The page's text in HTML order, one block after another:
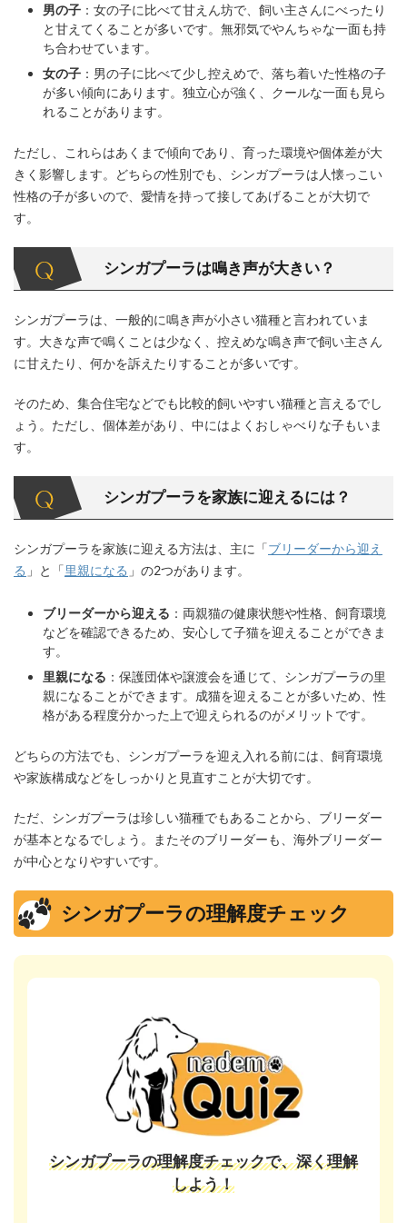
男の子 ：女の子に比べて甘えん坊で、飼い主さんにべったり
と甘えてくることが多いです。無邪気でやんちゃな一面も持
ち合わせています。
女の子 ：男の子に比べて少し控えめで、落ち着いた性格の子
が多い傾向にあります。独立心が強く、クールな一面も見ら
れることがあります。
ただし、これらはあくまで傾向であり、育った環境や個体差が大
きく影響します。どちらの性別でも、シンガプーラは人懐っこい
性格の子が多いので、愛情を持って接してあげることが大切で
す。
シンガプーラは鳴き声が大きい？
シンガプーラは、一般的に鳴き声が小さい猫種と言われていま
す。大きな声で鳴くことは少なく、控えめな鳴き声で飼い主さん
に甘えたり、何かを訴えたりすることが多いです。
そのため、集合住宅などでも比較的飼いやすい猫種と言えるでし
ょう。ただし、個体差があり、中にはよくおしゃべりな子もいま
す。
シンガプーラを家族に迎えるには？
シンガプーラを家族に迎える方法は、主に「ブリーダーから迎え
る 」と「里親になる 」の2つがあります。
ブリーダーから迎える ：両親猫の健康状態や性格、飼育環境
などを確認できるため、安心して子猫を迎えることができま
す。
里親になる ：保護団体や譲渡会を通じて、シンガプーラの里
親になることができます。成猫を迎えることが多いため、性
格がある程度分かった上で迎えられるのがメリットです。
どちらの方法でも、シンガプーラを迎え入れる前には、飼育環境
や家族構成などをしっかりと見直すことが大切です。
ただ、シンガプーラは珍しい猫種でもあることから、ブリーダー
が基本となるでしょう。またそのブリーダーも、海外ブリーダー
が中心となりやすいです。
シンガプーラの理解度チェック
シンガプーラの理解度チェックで、深く理解
しよう！